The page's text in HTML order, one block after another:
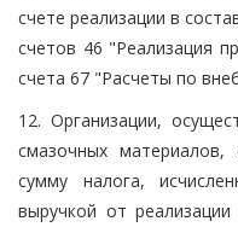
счете реализации в
счетов 46 "Реализация
счета 67 "Расчеты по
12. Организации,
смазочных
сумму налога,
выручкой от